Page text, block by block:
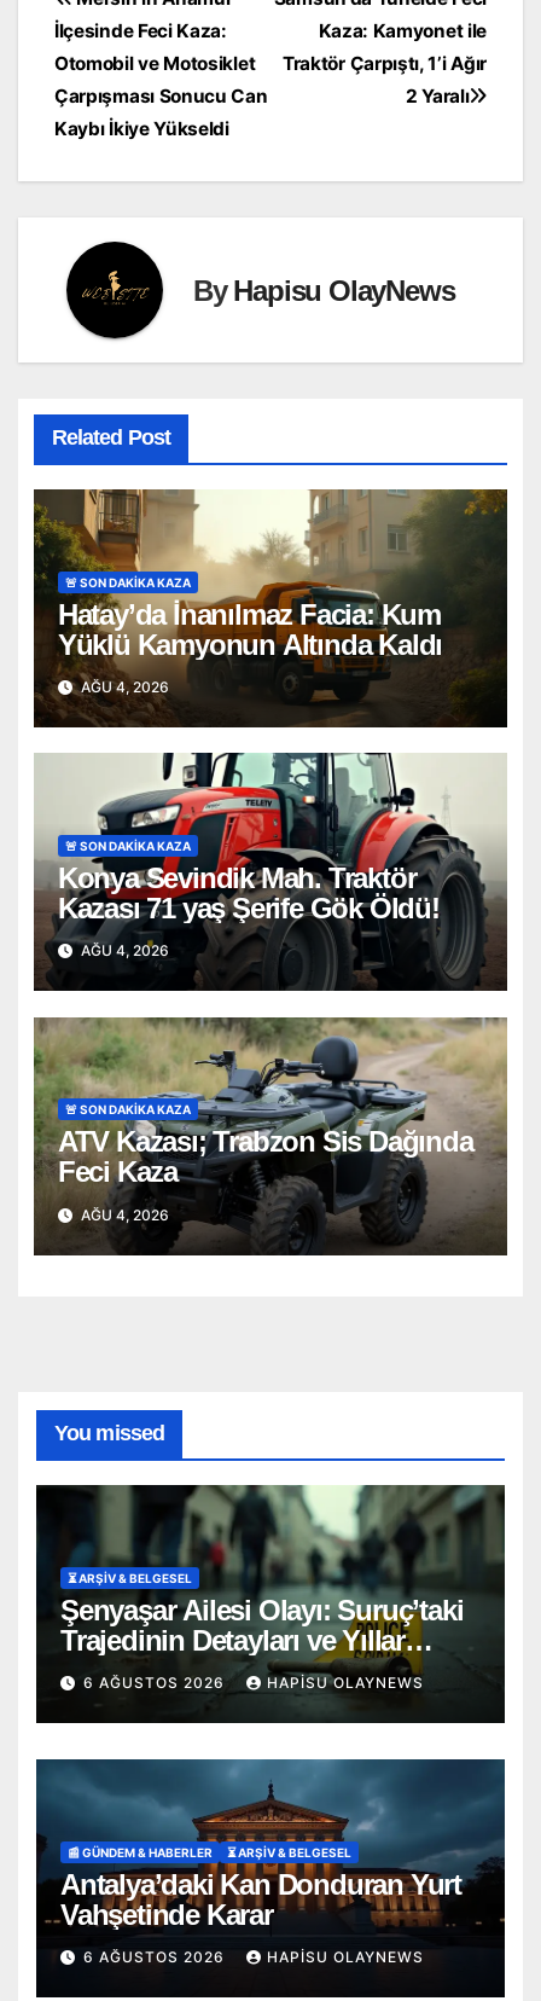
gezinmesi
Kaza: Kamyonet ile
Traktör Çarpıştı, 1’i Ağır
2 Yaralı
İlçesinde Feci Kaza:
Otomobil ve Motosiklet
Çarpışması Sonucu Can
Kaybı İkiye Yükseldi
ByHapisu OlayNews
Related Post
🚨 SON DAKİKA KAZA
Hatay’da İnanılmaz Facia: Kum
Yüklü Kamyonun Altında Kaldı
AĞU 4, 2026
🚨 SON DAKİKA KAZA
Konya Sevindik Mah. Traktör
Kazası 71 yaş Şerife Gök Öldü!
AĞU 4, 2026
🚨 SON DAKİKA KAZA
ATV Kazası; Trabzon Sis Dağında
Feci Kaza
AĞU 4, 2026
You missed
⏳ ARŞİV & BELGESEL
Şenyaşar Ailesi Olayı: Suruç’taki
Trajedinin Detayları ve Yıllar
Süren Adalet Mücadelesi
6 AĞUSTOS 2026 HAPISU OLAYNEWS
📰 GÜNDEM & HABERLER ⏳ ARŞİV & BELGESEL
Antalya’daki Kan Donduran Yurt
Vahşetinde Karar
6 AĞUSTOS 2026 HAPISU OLAYNEWS